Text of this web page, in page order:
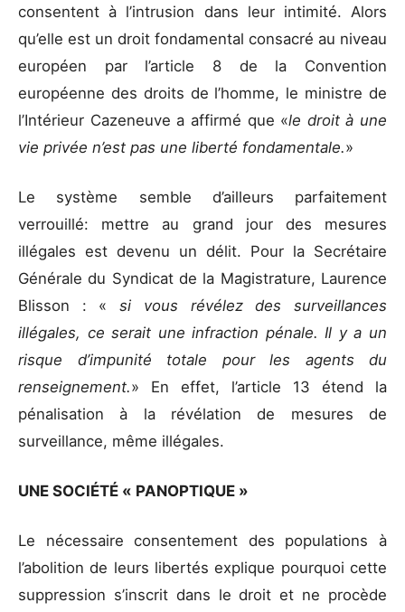
consentent à l’intrusion dans leur intimité. Alors
qu’elle est un droit fondamental consacré au niveau
européen par l’article 8 de la Convention
européenne des droits de l’homme, le ministre de
l’Intérieur Cazeneuve a affirmé que «le droit à une
vie privée n’est pas une liberté fondamentale.»
Le système semble d’ailleurs parfaitement
verrouillé: mettre au grand jour des mesures
illégales est devenu un délit. Pour la Secrétaire
Générale du Syndicat de la Magistrature, Laurence
Blisson : «si vous révélez des surveillances
illégales, ce serait une infraction pénale. Il y a un
risque d’impunité totale pour les agents du
renseignement.» En effet, l’article 13 étend la
pénalisation à la révélation de mesures de
surveillance, même illégales.
UNE SOCIÉTÉ « PANOPTIQUE »
Le nécessaire consentement des populations à
l’abolition de leurs libertés explique pourquoi cette
suppression s’inscrit dans le droit et ne procède